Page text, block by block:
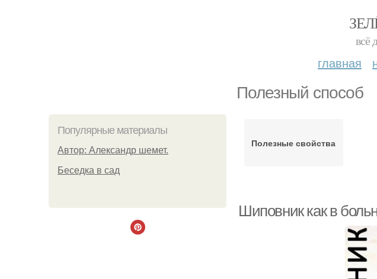
всё
главная
Полезный способ
Популярные материалы
Автор: Александр шемет.
Беседка в сад
Полезные свойства
Шиповник как в